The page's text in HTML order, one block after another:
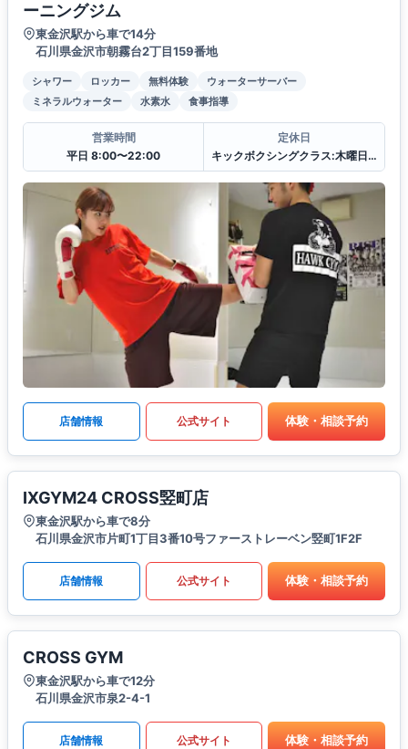
ーニングジム
東金沢駅から車で14分
石川県金沢市朝霧台2丁目159番地
シャワー ロッカー 無料体験
ウォーターサーバー
ミネラルウォーター
水素水 食事指導
営業時間
平日 8:00〜22:00
定休日
キックボクシングクラス:木曜日、日曜日
店舗情報 公式サイト 体験・相談予約
IXGYM24 CROSS竪町店
東金沢駅から車で8分
石川県金沢市片町1丁目3番10号ファーストレーベン竪町1F2F
店舗情報 公式サイト 体験・相談予約
CROSS GYM
東金沢駅から車で12分
石川県金沢市泉2-4-1
店舗情報 公式サイト 体験・相談予約